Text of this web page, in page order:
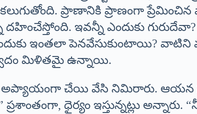
ప్రాణానికి ప్రాణంగా ప్రేమించిన
ఇవన్నీ ఎందుకు
ఇంతలా పెనవేసుకుంటాయి? వాటిని
మిళితమై ఉన్నాయి.
తలపై అప్యాయంగా చేయి వేసి నిమిరారు.
ధైర్యం ఇస్తున్నట్లు